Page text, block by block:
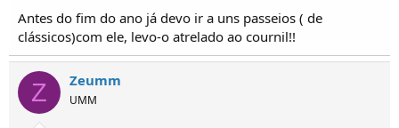
Antes do fim do ano já devo ir a uns passeios ( de
clássicos)com ele, levo-o atrelado ao cournil!!
Z Zeumm
UMM